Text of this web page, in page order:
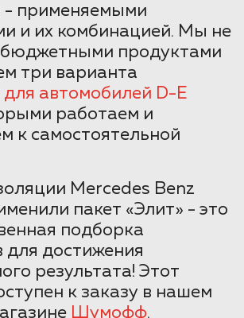
применяемыми
и их комбинацией. Мы не
бюджетными продуктами
три варианта
для автомобилей D-E
работаем и
к самостоятельной
Mercedes Benz
пакет «Элит» - это
подборка
для достижения
результата! Этот
к заказу в нашем
Шумофф.